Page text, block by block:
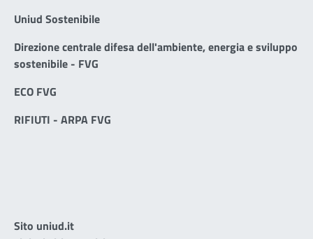
Uniud Sostenibile
Direzione centrale difesa dell'ambiente, energia e sviluppo
sostenibile - FVG
ECO FVG
RIFIUTI - ARPA FVG
Sito uniud.it